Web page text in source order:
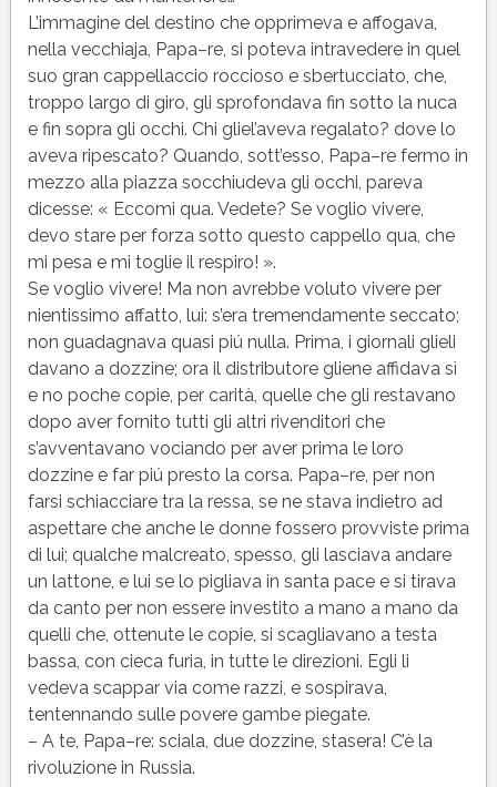
L’immagine del destino che opprimeva e affogava,
nella vecchiaja, Papa–re, si poteva intravedere in quel
suo gran cappellaccio roccioso e sbertucciato, che,
troppo largo di giro, gli sprofondava fin sotto la nuca
e fin sopra gli occhi. Chi gliel’aveva regalato? dove lo
aveva ripescato? Quando, sott’esso, Papa–re fermo in
mezzo alla piazza socchiudeva gli occhi, pareva
dicesse: « Eccomi qua. Vedete? Se voglio vivere,
devo stare per forza sotto questo cappello qua, che
mi pesa e mi toglie il respiro! ».
Se voglio vivere! Ma non avrebbe voluto vivere per
nientissimo affatto, lui: s’era tremendamente seccato;
non guadagnava quasi piú nulla. Prima, i giornali glieli
davano a dozzine; ora il distributore gliene affidava sì
e no poche copie, per carità, quelle che gli restavano
dopo aver fornito tutti gli altri rivenditori che
s’avventavano vociando per aver prima le loro
dozzine e far piú presto la corsa. Papa–re, per non
farsi schiacciare tra la ressa, se ne stava indietro ad
aspettare che anche le donne fossero provviste prima
di lui; qualche malcreato, spesso, gli lasciava andare
un lattone, e lui se lo pigliava in santa pace e si tirava
da canto per non essere investito a mano a mano da
quelli che, ottenute le copie, si scagliavano a testa
bassa, con cieca furia, in tutte le direzioni. Egli li
vedeva scappar via come razzi, e sospirava,
tentennando sulle povere gambe piegate.
– A te, Papa–re: sciala, due dozzine, stasera! C’è la
rivoluzione in Russia.